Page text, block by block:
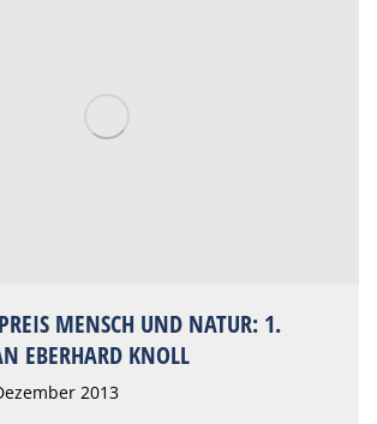
MENSCH UND NATUR: 1.
EBERHARD KNOLL
2013